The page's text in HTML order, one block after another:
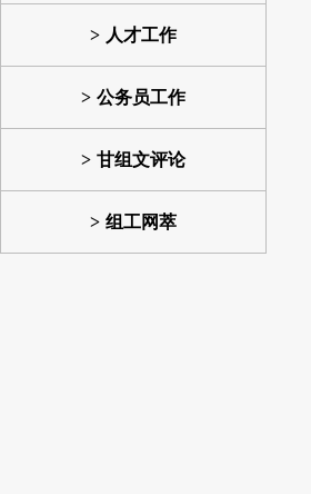
人才工作
公务员工作
甘组文评论
组工网萃